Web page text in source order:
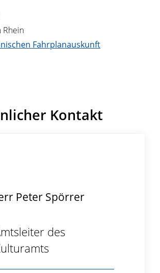
Rhein
Fahrplanauskunft
Kontakt
Peter Spörrer
des